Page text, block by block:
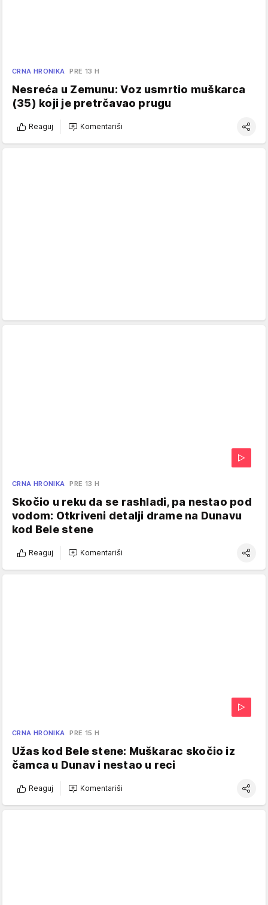
CRNA HRONIKA PRE 13 H
Nesreća u Zemunu: Voz usmrtio muškarca
(35) koji je pretrčavao prugu
Reaguj Komentariši
CRNA HRONIKA PRE 13 H
Skočio u reku da se rashladi, pa nestao pod
vodom: Otkriveni detalji drame na Dunavu
kod Bele stene
Reaguj Komentariši
CRNA HRONIKA PRE 15 H
Užas kod Bele stene: Muškarac skočio iz
čamca u Dunav i nestao u reci
Reaguj Komentariši